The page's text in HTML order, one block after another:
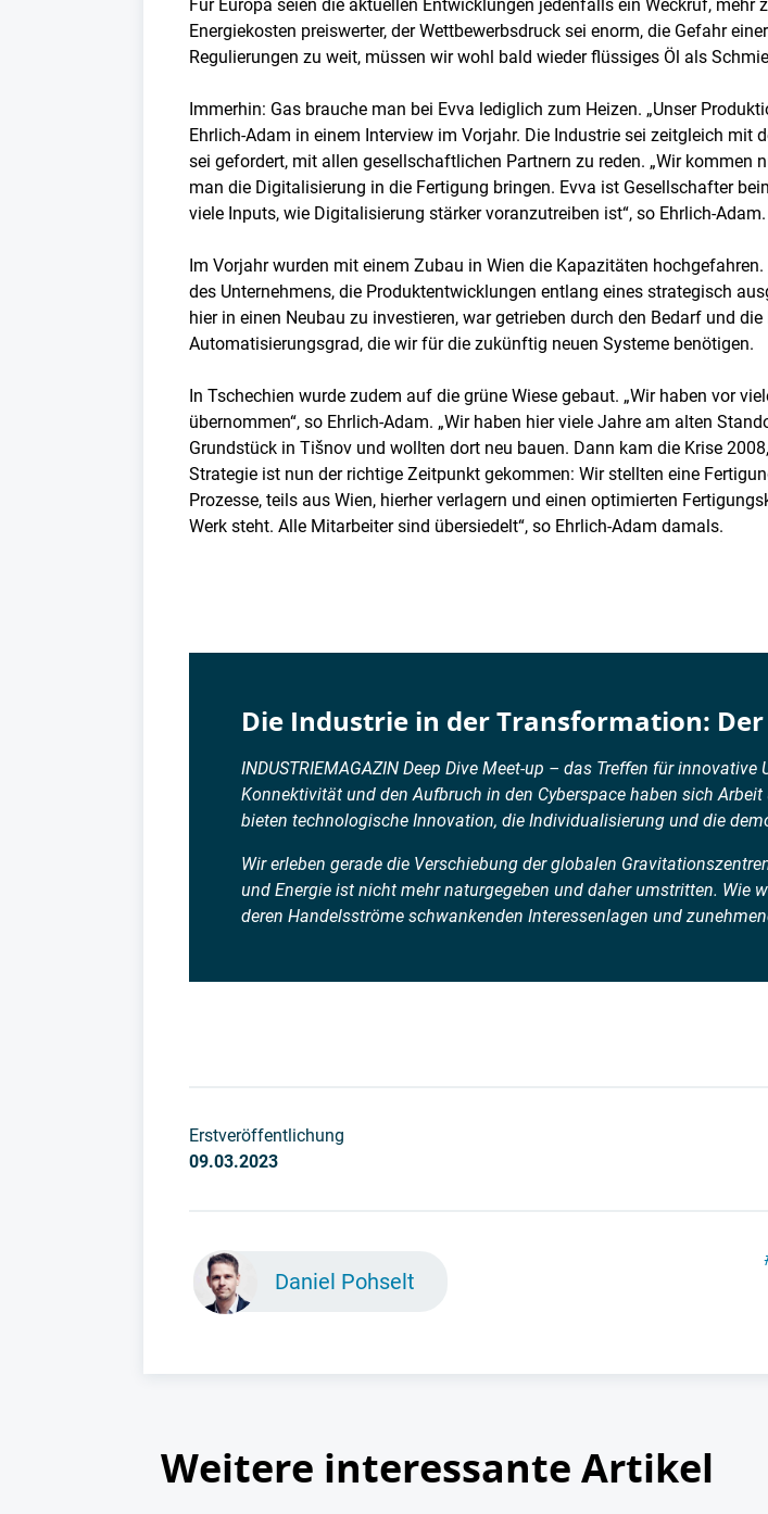
Für Europa seien die aktuellen Entwicklungen jedenfalls ein Weckruf,
Energiekosten preiswerter, der Wettbewerbsdruck sei enorm, die Gefahr
Regulierungen zu weit, müssen wir wohl bald wieder flüssiges Öl als
Immerhin: Gas brauche man bei Evva lediglich zum Heizen. „Unser
Ehrlich-Adam in einem Interview im Vorjahr. Die Industrie sei zeitgleich
sei gefordert, mit allen gesellschaftlichen Partnern zu reden. „Wir
man die Digitalisierung in die Fertigung bringen. Evva ist Gesellschafter
viele Inputs, wie Digitalisierung stärker voranzutreiben ist“, so Ehrlich-Adam.
Im Vorjahr wurden mit einem Zubau in Wien die Kapazitäten
des Unternehmens, die Produktentwicklungen entlang eines strategisch
hier in einen Neubau zu investieren, war getrieben durch den Bedarf und
Automatisierungsgrad, die wir für die zukünftig neuen Systeme benötigen.
In Tschechien wurde zudem auf die grüne Wiese gebaut. „Wir haben vor
übernommen“, so Ehrlich-Adam. „Wir haben hier viele Jahre am alten
Grundstück in Tišnov und wollten dort neu bauen. Dann kam die Krise
Strategie ist nun der richtige Zeitpunkt gekommen: Wir stellten eine
Prozesse, teils aus Wien, hierher verlagern und einen optimierten
Werk steht. Alle Mitarbeiter sind übersiedelt“, so Ehrlich-Adam damals.
Die Industrie in der Transformation:
INDUSTRIEMAGAZIN Deep Dive Meet-up – das Treffen für
Konnektivität und den Aufbruch in den Cyberspace haben sich
bieten technologische Innovation, die Individualisierung und die
Wir erleben gerade die Verschiebung der globalen
und Energie ist nicht mehr naturgegeben und daher umstritten. Wie
deren Handelsströme schwankenden Interessenlagen und
Erstveröffentlichung
09.03.2023
Daniel Pohselt
Weitere interessante Artikel